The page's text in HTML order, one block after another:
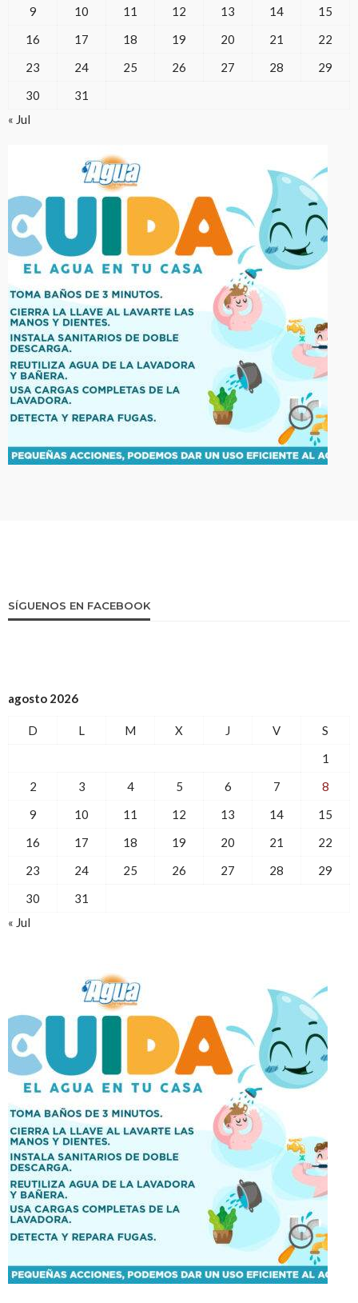
9
10 11 12 13 14
15
16
17 18 19 20 21
22
23
24 25 26 27 28
29
30
31
« Jul
SÍGUENOS EN FACEBOOK
agosto 2026
D L M X J V
S
1
2
3 4 5 6 7
8
9
10 11 12 13 14
15
16
17 18 19 20 21
22
23
24 25 26 27 28
29
30
31
« Jul